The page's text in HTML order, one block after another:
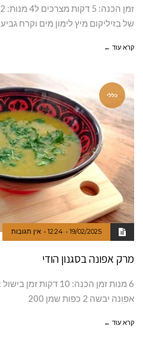
של בזיליקום מיץ לימון מים וקרח גביע
קרא עוד ←
כללי
19/02/2025
12:24 אין תגובות
מרק אפונה בסגנון הודי
אפונה יבשה 2 כפות שמן 200
קרא עוד ←